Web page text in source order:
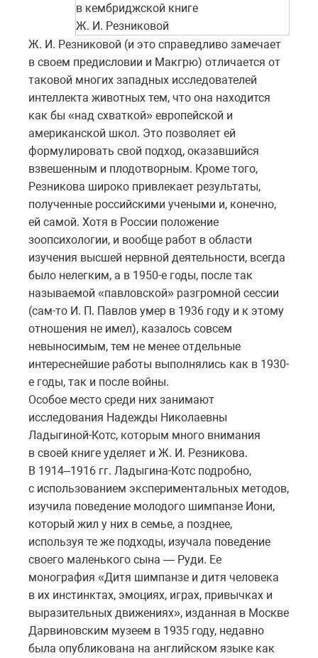
в кембриджской книге
Ж. И. Резниковой
Ж. И. Резниковой (и это справедливо замечает
в своем предисловии и Макгрю) отличается от
таковой многих западных исследователей
интеллекта животных тем, что она находится
как бы «над схваткой» европейской и
американской школ. Это позволяет ей
формулировать свой подход, оказавшийся
взвешенным и плодотворным. Кроме того,
Резникова широко привлекает результаты,
полученные российскими учеными и, конечно,
ей самой. Хотя в России положение
зоопсихологии, и вообще работ в области
изучения высшей нервной деятельности, всегда
было нелегким, а в 1950-е годы, после так
называемой «павловской» разгромной сессии
(сам-то И. П. Павлов умер в 1936 году и к этому
отношения не имел), казалось совсем
невыносимым, тем не менее отдельные
интереснейшие работы выполнялись как в 1930-
е годы, так и после войны.
Особое место среди них занимают
исследования Надежды Николаевны
Ладыгиной-Котс, которым много внимания
в своей книге уделяет и Ж. И. Резникова.
В 1914–1916 гг. Ладыгина-Котс подробно,
с использованием экспериментальных методов,
изучила поведение молодого шимпанзе Иони,
который жил у них в семье, а позднее,
используя те же подходы, изучала поведение
своего маленького сына — Руди. Ее
монография «Дитя шимпанзе и дитя человека
в их инстинктах, эмоциях, играх, привычках и
выразительных движениях», изданная в Москве
Дарвиновским музеем в 1935 году, недавно
была опубликована на английском языке как